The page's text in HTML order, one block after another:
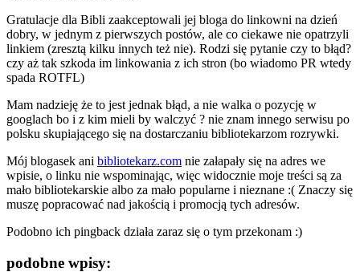
Gratulacje dla Bibli zaakceptowali jej bloga do linkowni na dzień
dobry, w jednym z pierwszych postów, ale co ciekawe nie opatrzyli
linkiem (zresztą kilku innych też nie). Rodzi się pytanie czy to błąd?
czy aż tak szkoda im linkowania z ich stron (bo wiadomo PR wtedy
spada ROTFL)
Mam nadzieję że to jest jednak błąd, a nie walka o pozycję w
googlach bo i z kim mieli by walczyć ? nie znam innego serwisu po
polsku skupiającego się na dostarczaniu bibliotekarzom rozrywki.
Mój blogasek ani bibliotekarz.com nie załapały się na adres we
wpisie, o linku nie wspominając, więc widocznie moje treści są za
mało bibliotekarskie albo za mało popularne i nieznane :( Znaczy się
muszę popracować nad jakością i promocją tych adresów.
Podobno ich pingback działa zaraz się o tym przekonam :)
podobne wpisy: